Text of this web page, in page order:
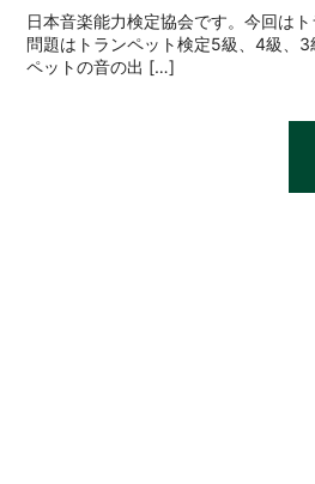
日本音楽能力検定協会です。今回は
問題はトランペット検定5級、4級、
ペットの音の出 […]